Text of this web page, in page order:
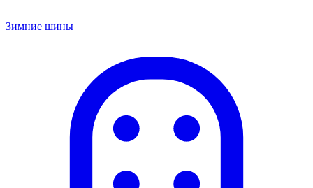
Зимние шины